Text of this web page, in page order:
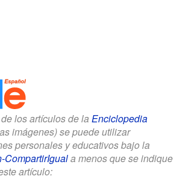
los artículos de la Enciclopedia
imágenes) se puede utilizar
personales y educativos bajo la
CompartirIguala menos que se indique
artículo: